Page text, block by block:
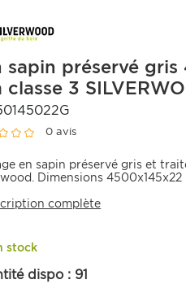
sapin préservé
classe 3
0 avis
en sapin préservé gris et
Dimensions 4500x145x22
complète
stock
dispo : 91